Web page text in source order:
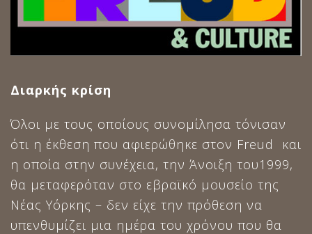
Διαρκής κρίση
Όλοι με τους οποίους συνομίλησα τόνισαν
ότι η έκθεση που αφιερώθηκε στον Freud και
η οποία στην συνέχεια, την Άνοιξη του1999,
θα μεταφερόταν στο εβραϊκό μουσείο της
Νέας Υόρκης – δεν είχε την πρόθεση να
υπενθυμίζει μια ημέρα του χρόνου που θα